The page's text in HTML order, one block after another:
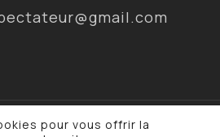
& Cie. •Mentions
pour vous offrir la